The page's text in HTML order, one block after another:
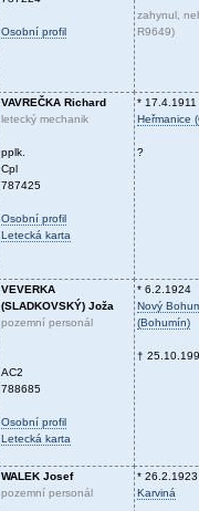
Osobní profil
zahynul,
R9649)
VAVREČKA Richard
letecký mechanik
pplk.
Cpl
787425
Osobní profil
Letecká karta
* 17.4.1911
Heřmanice
?
VEVERKA
(SLADKOVSKÝ) Joža
pozemní personál
AC2
788685
Osobní profil
Letecká karta
* 6.2.1924
Nový
(Bohumín)
†
WALEK Josef
pozemní personál
* 26.2.1923
Karviná